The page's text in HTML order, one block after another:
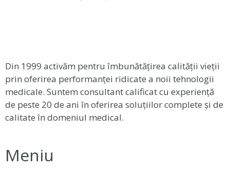
Din 1999 activăm pentru îmbunătățirea calității vieții
prin oferirea performanței ridicate a noii tehnologii
medicale. Suntem consultant calificat cu experiență
de peste 20 de ani în oferirea soluțiilor complete și de
calitate în domeniul medical.
Meniu